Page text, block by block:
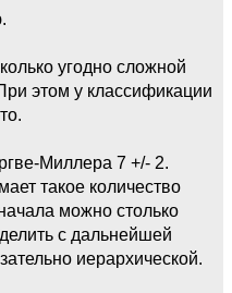
угодно сложной
этом у классификации
Миллера 7 +/- 2.
такое количество
можно столько
с дальнейшей
иерархической.